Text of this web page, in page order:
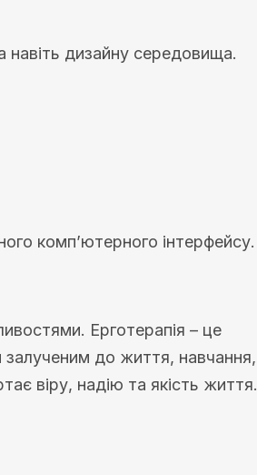
навіть дизайну середовища.
комп’ютерного інтерфейсу.
Ерготерапія – це
до життя, навчання,
віру, надію та якість життя.